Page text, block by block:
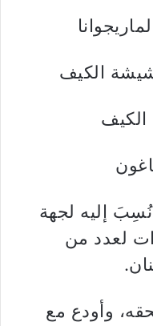
إليه لجهة
لعدد من
وأودع مع